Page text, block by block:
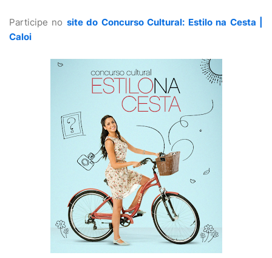
Participe no site do Concurso Cultural: Estilo na Cesta |
Caloi